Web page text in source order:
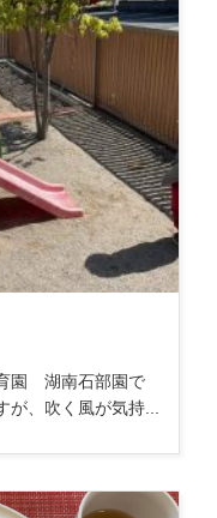
園 湖南石部園で
、吹く風が気持...